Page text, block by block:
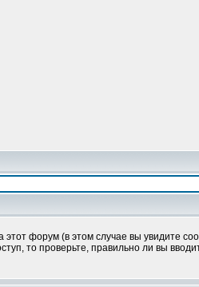
форум (в этом случае вы увидите
то проверьте, правильно ли вы